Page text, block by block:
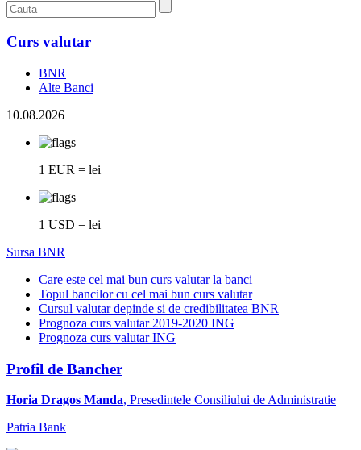
Curs valutar
BNR
Alte Banci
10.08.2026
1 EUR = lei
1 USD = lei
Sursa BNR
Care este cel mai bun curs valutar la banci
Topul bancilor cu cel mai bun curs valutar
Cursul valutar depinde si de credibilitatea BNR
Prognoza curs valutar 2019-2020 ING
Prognoza curs valutar ING
Profil de Bancher
Horia Dragos Manda, Presedintele Consiliului de Administratie
Patria Bank